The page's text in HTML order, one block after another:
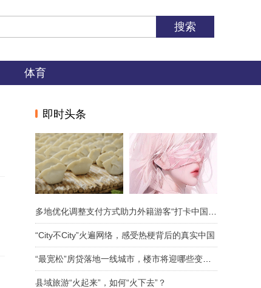
体育
即时头条
“City不City”火遍网络，感受热梗背后的真实中国
县域旅游“火起来”，如何“火下去”？